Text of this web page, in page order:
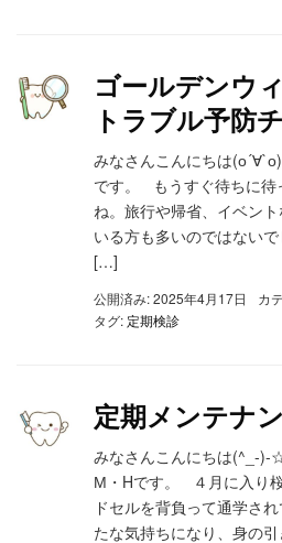
ゴールデンウ
トラブル予防
みなさんこんにちは
です。 もうすぐ待ちに待
ね。旅行や帰省、イベン
いる方も多いのではない
[…]
公開済み: 2025年4月17日 カ
タグ: 定期検診
定期メンテナ
みなさんこんにちは(^_-)-
М・Hです。 ４月に入り
ドセルを背負って通学さ
たな気持ちになり、身の